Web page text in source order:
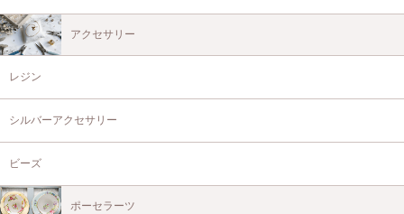
アクセサリー
レジン
シルバーアクセサリー
ビーズ
ポーセラーツ